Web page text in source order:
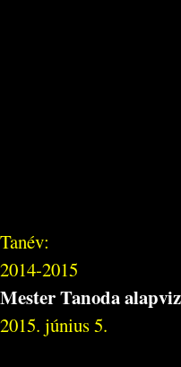
Tanév:
2014-2015
Mester Tanoda
2015. június 5.